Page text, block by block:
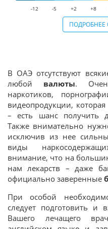
-12 -5 +2 +8
ПОДРОБНЕЕ
В ОАЭ отсутствуют
любой валюты.
наркотиков,
видеопродукции,
– есть шанс получить
Также внимательно
исключив из нее
виды
внимание, что на
нам лекарств – даже
официально заверенные
При особой
следует подготовить и
Вашего лечащего